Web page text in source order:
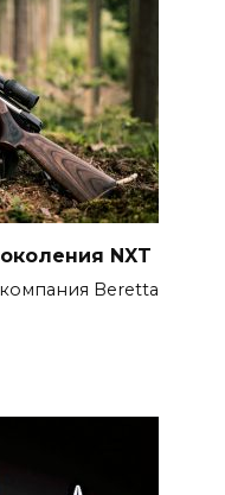
NXT
Beretta